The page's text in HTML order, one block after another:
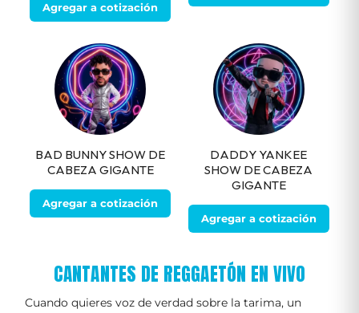
Agregar a cotización
BAD BUNNY SHOW DE
CABEZA GIGANTE
Agregar a cotización
DADDY YANKEE
SHOW DE CABEZA
GIGANTE
Agregar a cotización
CANTANTES DE REGGAETÓN EN VIVO
Cuando quieres voz de verdad sobre la tarima, un